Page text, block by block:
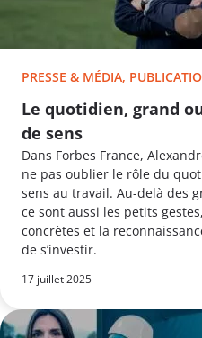
PRESSE & MÉDIA,
Le quotidien, grand
de sens
Dans Forbes France,
ne pas oublier le rôle du
sens au travail. Au-delà des
ce sont aussi les petits
concrètes et la
de s’investir.
17 juillet 2025